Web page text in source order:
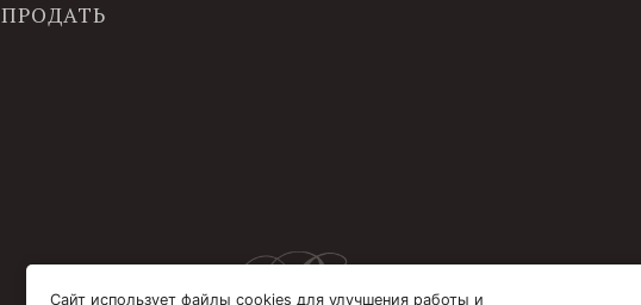
ПРОДАТЬ
Сайт использует файлы cookies для улучшения работы и